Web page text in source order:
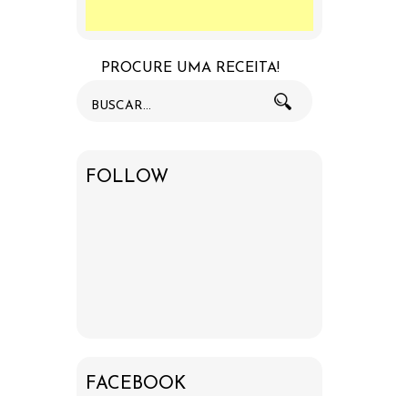
PROCURE UMA RECEITA!
FOLLOW
FACEBOOK